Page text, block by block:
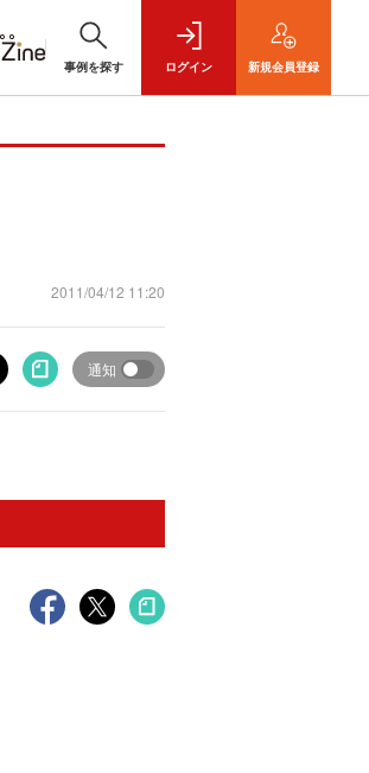
事例を探す ログイン 新規会員登録
2011/04/12 11:20
通知